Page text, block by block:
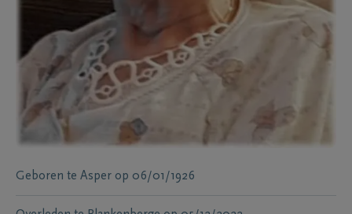
Geboren te Asper op 06/01/1926